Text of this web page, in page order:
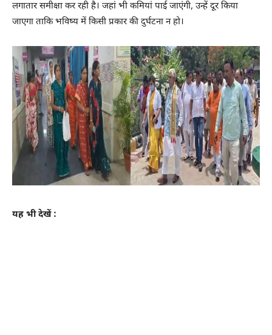
लगातार समीक्षा कर रही है। जहां भी कमियां पाई जाएंगी, उन्हें दूर किया
जाएगा ताकि भविष्य में किसी प्रकार की दुर्घटना न हो।
यह भी देखें :